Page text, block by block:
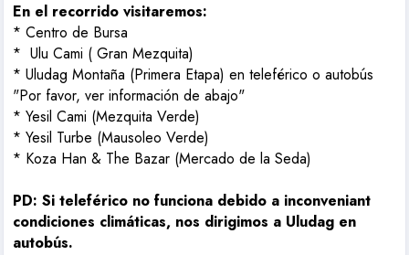
En el recorrido visitaremos:
* Centro de Bursa
* Ulu Cami ( Gran Mezquita)
* Uludag Montaña (Primera Etapa) en teleférico o autobús
"Por favor, ver información de abajo"
* Yesil Cami (Mezquita Verde)
* Yesil Turbe (Mausoleo Verde)
* Koza Han & The Bazar (Mercado de la Seda)
PD: Si teleférico no funciona debido a inconveniant
condiciones climáticas, nos dirigimos a Uludag en
autobús.